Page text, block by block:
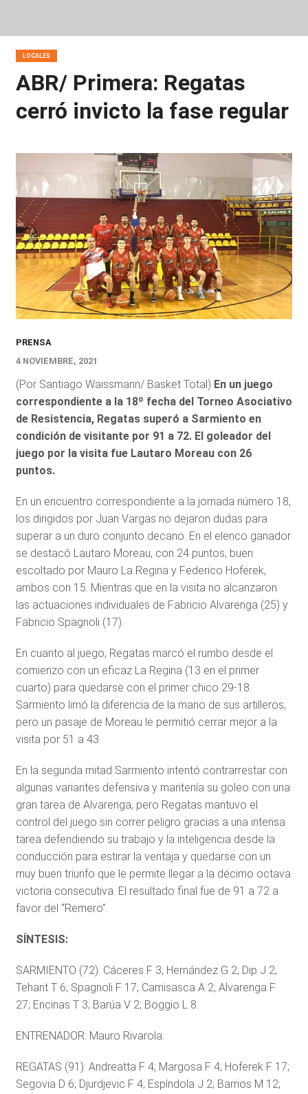
LOCALES
ABR/ Primera: Regatas
cerró invicto la fase regular
PRENSA
4 NOVIEMBRE, 2021
(Por Santiago Waissmann/ Basket Total) En un juego
correspondiente a la 18º fecha del Torneo Asociativo
de Resistencia, Regatas superó a Sarmiento en
condición de visitante por 91 a 72. El goleador del
juego por la visita fue Lautaro Moreau con 26
puntos.
En un encuentro correspondiente a la jornada número 18,
los dirigidos por Juan Vargas no dejaron dudas para
superar a un duro conjunto decano. En el elenco ganador
se destacó Lautaro Moreau, con 24 puntos, buen
escoltado por Mauro La Regina y Federico Hoferek,
ambos con 15. Mientras que en la visita no alcanzaron
las actuaciones individuales de Fabricio Alvarenga (25) y
Fabricio Spagnoli (17).
En cuanto al juego, Regatas marcó el rumbo desde el
comienzo con un eficaz La Regina (13 en el primer
cuarto) para quedarse con el primer chico 29-18.
Sarmiento limó la diferencia de la mano de sus artilleros,
pero un pasaje de Moreau le permitió cerrar mejor a la
visita por 51 a 43.
En la segunda mitad Sarmiento intentó contrarrestar con
algunas variantes defensiva y mantenía su goleo con una
gran tarea de Alvarenga, pero Regatas mantuvo el
control del juego sin correr peligro gracias a una intensa
tarea defendiendo su trabajo y la inteligencia desde la
conducción para estirar la ventaja y quedarse con un
muy buen triunfo que le permite llegar a la décimo octava
victoria consecutiva. El resultado final fue de 91 a 72 a
favor del “Remero”.
SÍNTESIS:
SARMIENTO (72): Cáceres F 3; Hernández G 2; Dip J 2;
Tehant T 6; Spagnoli F 17; Camisasca A 2; Alvarenga F
27; Encinas T 3; Barúa V 2; Boggio L 8.
ENTRENADOR: Mauro Rivarola.
REGATAS (91): Andreatta F 4; Margosa F 4; Hoferek F 17;
Segovia D 6; Djurdjevic F 4; Espíndola J 2; Barrios M 12;